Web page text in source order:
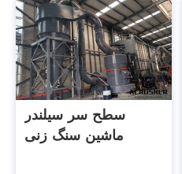
سطح سر سیلندر
ماشین سنگ زنی